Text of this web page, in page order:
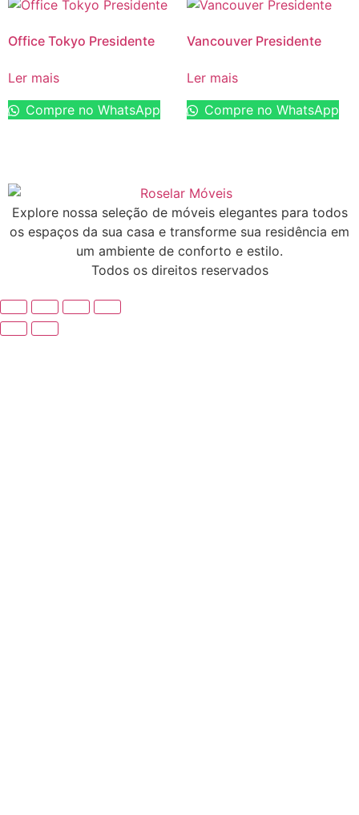
Office Tokyo Presidente
Ler mais
Compre no WhatsApp
Vancouver Presidente
Ler mais
Compre no WhatsApp
Explore nossa seleção de móveis elegantes para todos
os espaços da sua casa e transforme sua residência em
um ambiente de conforto e estilo.
Todos os direitos reservados